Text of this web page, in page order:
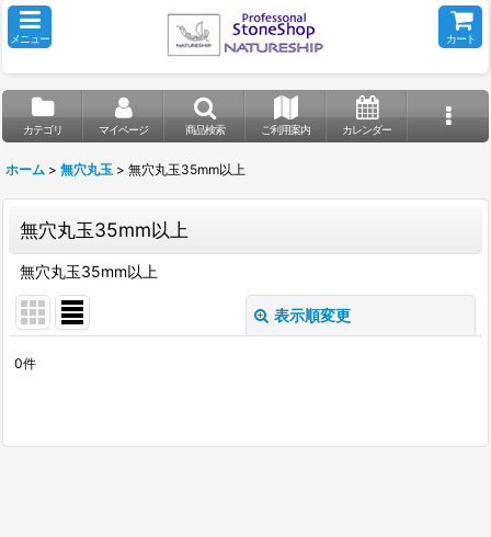
メニュー カート
カテゴリ マイページ 商品検索 ご利用案内 カレンダー
ホーム > 無穴丸玉 > 無穴丸玉35mm以上
無穴丸玉35mm以上
無穴丸玉35mm以上
表示順変更
0件